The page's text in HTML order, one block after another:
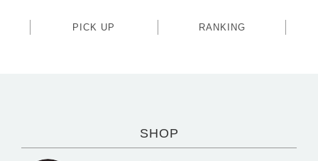
PICK UP RANKING
SHOP